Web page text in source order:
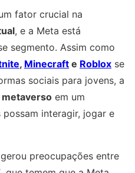
fator crucial na
, e a Meta está
segmento. Assim como
, Minecraft e Roblox se
sociais para jovens, a
metaverso em um
interagir, jogar e
preocupações entre